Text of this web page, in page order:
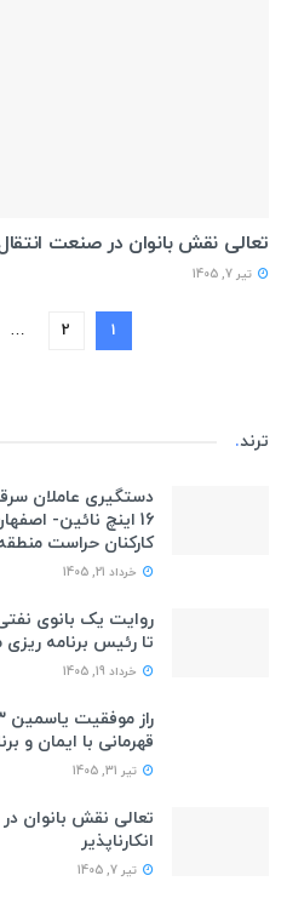
تعالی نقش بانوان در صنعت
تیر 7, 1405
1
2
…
ترند.
دستگیری عاملان
16 اینچ نائین-
کارکنان حراست
خرداد 21, 1405
روایت یک بانوی
تا رئیس برنامه
خرداد 19, 1405
قهرمانی با ایمان و
تیر 31, 1405
تعالی نقش بانوان
انکارناپذیر
تیر 7, 1405